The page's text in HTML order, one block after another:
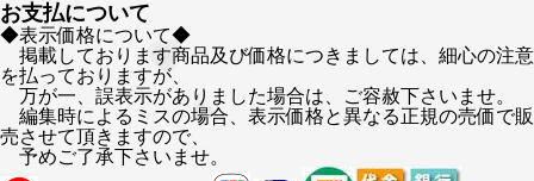
お支払について
◆表示価格について◆
掲載しております商品及び価格につきましては、細心の注意
を払っておりますが、
万が一、誤表示がありました場合は、ご容赦下さいませ。
編集時によるミスの場合、表示価格と異なる正規の売価で販
売させて頂きますので、
予めご了承下さいませ。